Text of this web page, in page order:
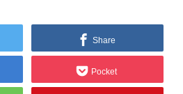
Share
Pocket